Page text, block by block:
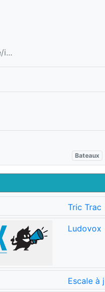
i...
Bateaux
Tric Trac
Ludovox
Escale à